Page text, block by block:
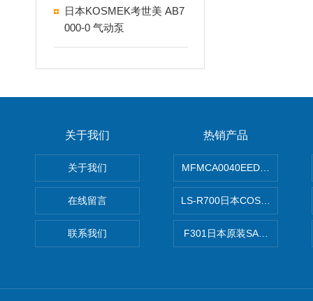
日本KOSMEK考世美 AB7
000-0 气动泵
关于我们
关于我们
在线留言
联系我们
热销产品
MFMCA0040EED-H日本
LS-R700日本COSMO科斯莫
F301日本原装SANAI三爱旋